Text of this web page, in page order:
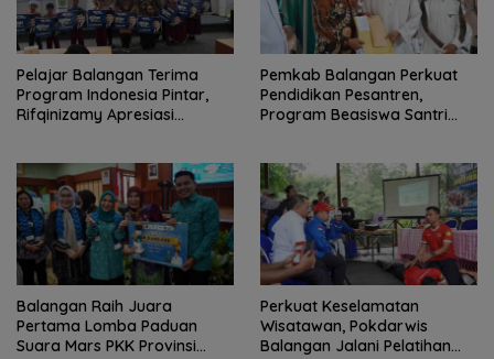
Pelajar Balangan Terima
Program Indonesia Pintar,
Rifqinizamy Apresiasi
Pemkab Balangan Perkuat
Pendidikan Pesantren,
Program Beasiswa Santri
Balangan Raih Juara
Pertama Lomba Paduan
Suara Mars PKK Provinsi
Perkuat Keselamatan
Wisatawan, Pokdarwis
Balangan Jalani Pelatihan